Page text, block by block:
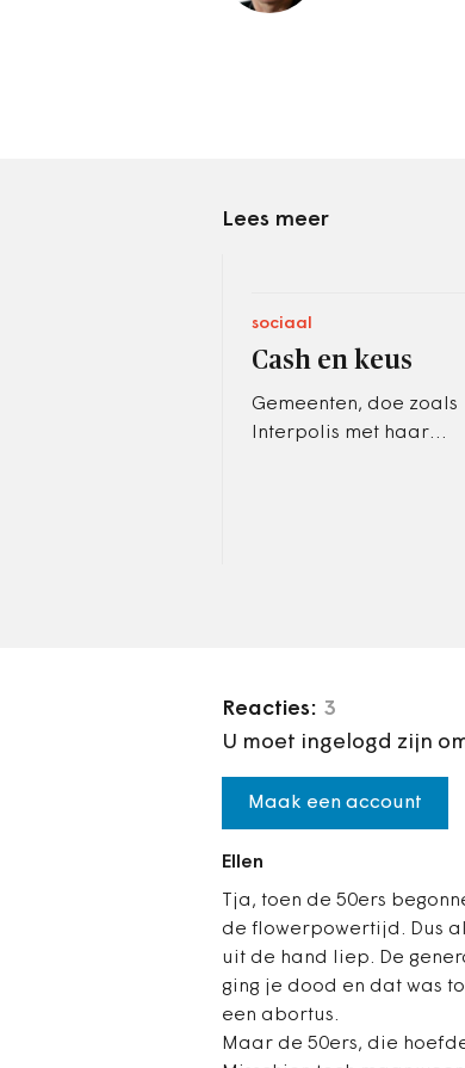
Lees meer
sociaal
Cash en keus
Gemeenten, doe zoals
Interpolis met haar
Reacties: 3
U moet ingelogd zijn
Maak een account
Ellen
Tja, toen de 50ers
de flowerpowertijd. Dus
uit de hand liep. De
ging je dood en dat was
een abortus.
Maar de 50ers, die